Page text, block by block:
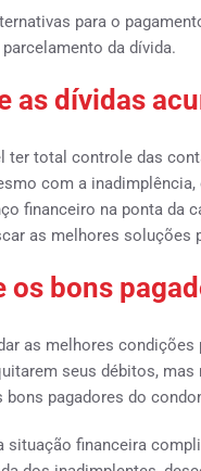
para o
da dívida.
as dívidas
ter total controle das
com a inadimplência,
financeiro na ponta da
as melhores soluções
os bons
as melhores condições
seus débitos, mas
bons pagadores do
situação financeira